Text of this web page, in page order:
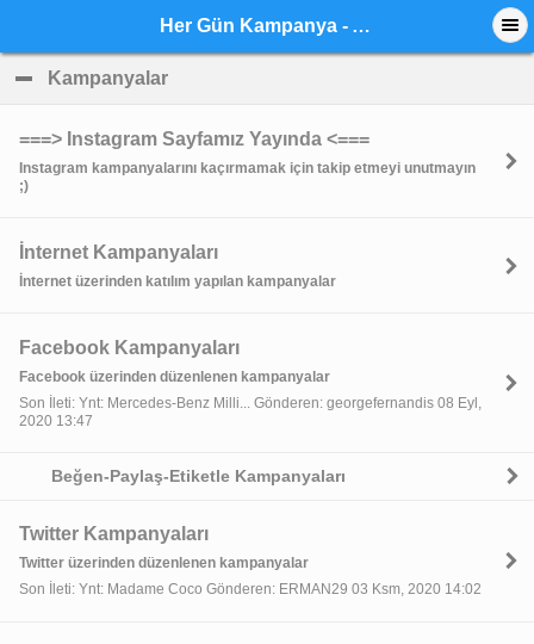
Her Gün Kampanya - Anasayfa
Kampanyalar
===> Instagram Sayfamız Yayında <===
Instagram kampanyalarını kaçırmamak için takip etmeyi unutmayın
;)
İnternet Kampanyaları
İnternet üzerinden katılım yapılan kampanyalar
Facebook Kampanyaları
Facebook üzerinden düzenlenen kampanyalar
Son İleti: Ynt: Mercedes-Benz Milli... Gönderen: georgefernandis 08 Eyl,
2020 13:47
Beğen-Paylaş-Etiketle Kampanyaları
Twitter Kampanyaları
Twitter üzerinden düzenlenen kampanyalar
Son İleti: Ynt: Madame Coco Gönderen: ERMAN29 03 Ksm, 2020 14:02